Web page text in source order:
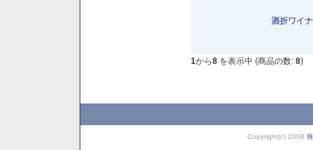
酒折ワイ
1から8 を表示中 (商品の数: 8)
Copyright(c) 2008